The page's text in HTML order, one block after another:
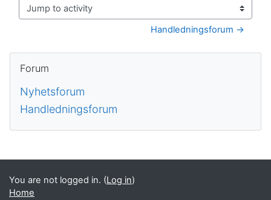
Jump to activity
Handledningsforum →
Forum
Nyhetsforum
Handledningsforum
Supplementary blocks
You are not logged in. (Log in)
Home